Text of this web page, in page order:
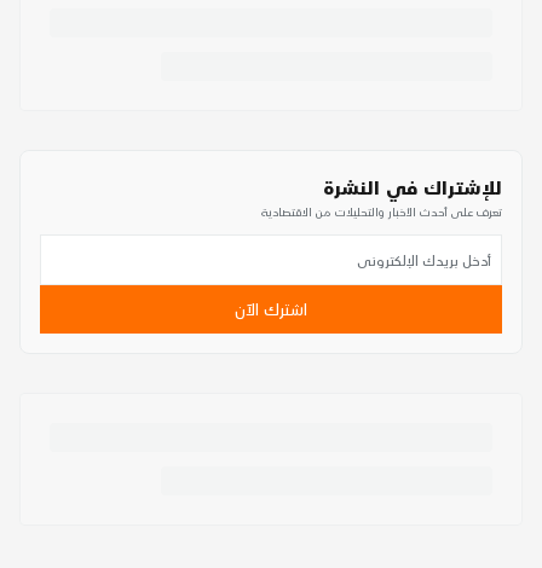
للإشتراك في النشرة
تعرف على أحدث الأخبار والتحليلات من الاقتصادية
اشترك الآن